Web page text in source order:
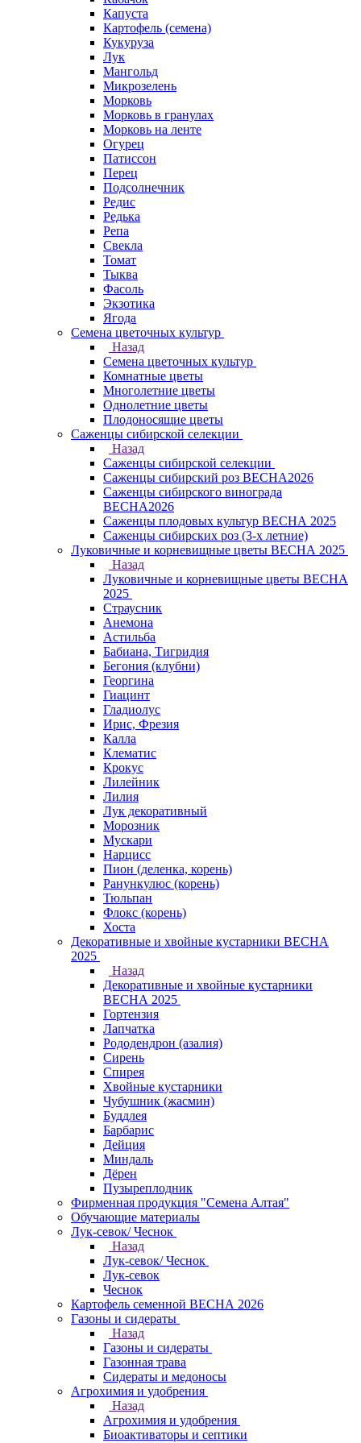
Капуста
Картофель (семена)
Кукуруза
Лук
Мангольд
Микрозелень
Морковь
Морковь в гранулах
Морковь на ленте
Огурец
Патиссон
Перец
Подсолнечник
Редис
Редька
Репа
Свекла
Томат
Тыква
Фасоль
Экзотика
Ягода
Семена цветочных культур
Назад
Семена цветочных культур
Комнатные цветы
Многолетние цветы
Однолетние цветы
Плодоносящие цветы
Саженцы сибирской селекции
Назад
Саженцы сибирской селекции
Саженцы сибирский роз ВЕСНА2026
Саженцы сибирского винограда
ВЕСНА2026
Саженцы плодовых культур ВЕСНА 2025
Саженцы сибирских роз (3-х летние)
Луковичные и корневищные цветы ВЕСНА 2025
Назад
Луковичные и корневищные цветы ВЕСНА
2025
Страусник
Анемона
Астильба
Бабиана, Тигридия
Бегония (клубни)
Георгина
Гиацинт
Гладиолус
Ирис, Фрезия
Калла
Клематис
Крокус
Лилейник
Лилия
Лук декоративный
Морозник
Мускари
Нарцисс
Пион (деленка, корень)
Ранункулюс (корень)
Тюльпан
Флокс (корень)
Хоста
Декоративные и хвойные кустарники ВЕСНА
2025
Назад
Декоративные и хвойные кустарники
ВЕСНА 2025
Гортензия
Лапчатка
Рододендрон (азалия)
Сирень
Спирея
Хвойные кустарники
Чубушник (жасмин)
Буддлея
Барбарис
Дейция
Миндаль
Дёрен
Пузыреплодник
Фирменная продукция "Семена Алтая"
Обучающие материалы
Лук-севок/ Чеснок
Назад
Лук-севок/ Чеснок
Лук-севок
Чеснок
Картофель семенной ВЕСНА 2026
Газоны и сидераты
Назад
Газоны и сидераты
Газонная трава
Сидераты и медоносы
Агрохимия и удобрения
Назад
Агрохимия и удобрения
Биоактиваторы и септики